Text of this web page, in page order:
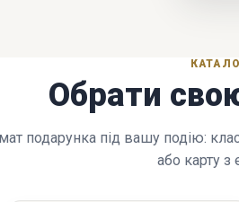
Обрати
подарунка під вашу подію:
або карту з